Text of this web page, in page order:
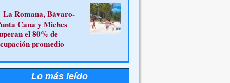
La Romana, Bávaro-
Cana y Miches
el 80% de
promedio
Lo más leído